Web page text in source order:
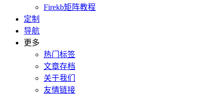
Firekb矩阵教程
定制
导航
更多
热门标签
文章存档
关于我们
友情链接